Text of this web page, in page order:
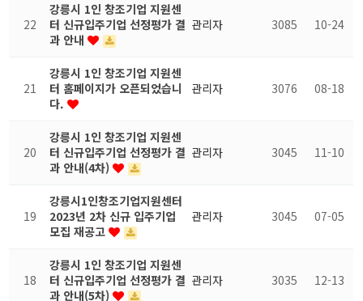
22
강릉시 1인 창조기업 지원센
터 신규입주기업 선정평가 결
과 안내
관리자 3085 10-24
21
강릉시 1인 창조기업 지원센
터 홈페이지가 오픈되었습니
다.
관리자 3076 08-18
20
강릉시 1인 창조기업 지원센
터 신규입주기업 선정평가 결
과 안내(4차)
관리자 3045 11-10
19
강릉시1인창조기업지원센터
2023년 2차 신규 입주기업
모집 재공고
관리자 3045 07-05
18
강릉시 1인 창조기업 지원센
터 신규입주기업 선정평가 결
과 안내(5차)
관리자 3035 12-13